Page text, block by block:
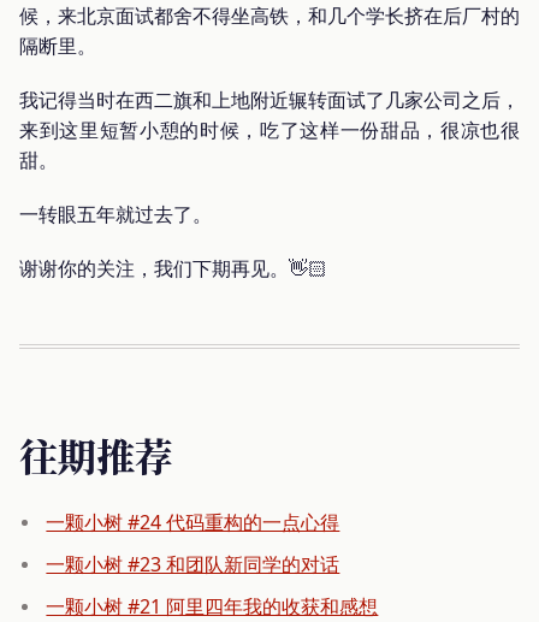
候，来北京面试都舍不得坐高铁，和几个学长挤在后厂村的
隔断里。
我记得当时在西二旗和上地附近辗转面试了几家公司之后，
来到这里短暂小憩的时候，吃了这样一份甜品，很凉也很
甜。
一转眼五年就过去了。
谢谢你的关注，我们下期再见。👋🏻
往期推荐
一颗小树 #24 代码重构的一点心得
一颗小树 #23 和团队新同学的对话
一颗小树 #21 阿里四年我的收获和感想